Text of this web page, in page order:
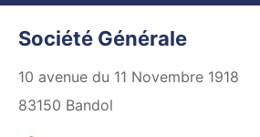
Société Générale
10 avenue du 11 Novembre 1918
83150 Bandol